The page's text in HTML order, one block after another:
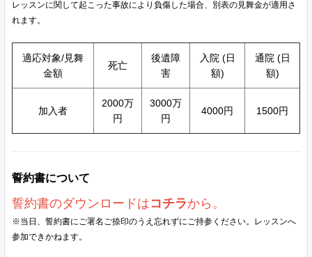
レッスンに関して起こった事故により負傷した場合、別表の見舞金が適用さ
れます。
適応対象/見舞
金額
死亡
後遺障
害
入院 (日
額)
通院 (日
額)
加入者
2000万
円
3000万
円
4000円 1500円
誓約書について
誓約書のダウンロードはコチラから。
※当日、誓約書にご署名ご捺印のうえ忘れずにご持参ください。レッスンへ
参加できかねます。